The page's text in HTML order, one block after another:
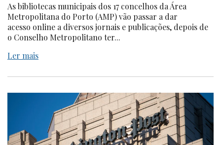
As bibliotecas municipais dos 17 concelhos da Área
Metropolitana do Porto (AMP) vão passar a dar
acesso online a diversos jornais e publicações, depois de
o Conselho Metropolitano ter...
Ler mais